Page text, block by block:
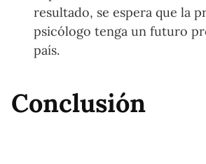
resultado, se espera que la
psicólogo tenga un futuro
país.
Conclusión